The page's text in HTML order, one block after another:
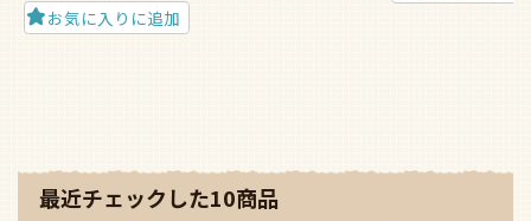
お気に入りに追加
最近チェックした10商品